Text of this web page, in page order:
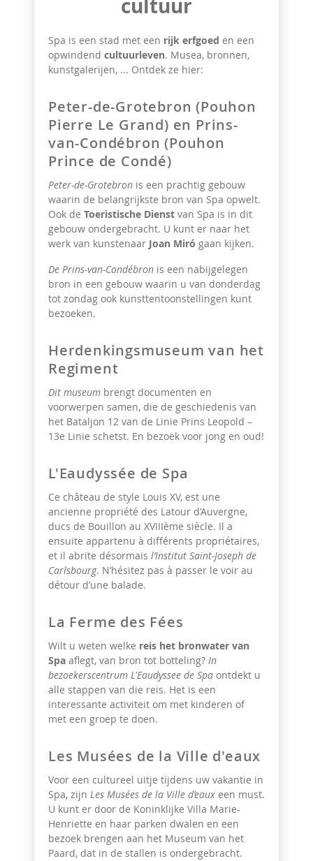
cultuur
Spa is een stad met een rijk erfgoed en een
opwindend cultuurleven. Musea, bronnen,
kunstgalerijen, ... Ontdek ze hier:
Peter-de-Grotebron (Pouhon
Pierre Le Grand) en Prins-
van-Condébron (Pouhon
Prince de Condé)
Peter-de-Grotebron is een prachtig gebouw
waarin de belangrijkste bron van Spa opwelt.
Ook de Toeristische Dienst van Spa is in dit
gebouw ondergebracht. U kunt er naar het
werk van kunstenaar Joan Miró gaan kijken.
De Prins-van-Condébron is een nabijgelegen
bron in een gebouw waarin u van donderdag
tot zondag ook kunsttentoonstellingen kunt
bezoeken.
Herdenkingsmuseum van het
Regiment
Dit museum brengt documenten en
voorwerpen samen, die de geschiedenis van
het Bataljon 12 van de Linie Prins Leopold –
13e Linie schetst. En bezoek voor jong en oud!
L'Eaudyssée de Spa
Ce château de style Louis XV, est une
ancienne propriété des Latour d’Auvergne,
ducs de Bouillon au XVIIIème siècle. Il a
ensuite appartenu à différents propriétaires,
et il abrite désormais l’Institut Saint-Joseph de
Carlsbourg. N’hésitez pas à passer le voir au
détour d’une balade.
La Ferme des Fées
Wilt u weten welke reis het bronwater van
Spa aflegt, van bron tot botteling? In
bezoekerscentrum L'Eaudyssee de Spa ontdekt u
alle stappen van die reis. Het is een
interessante activiteit om met kinderen of
met een groep te doen.
Les Musées de la Ville d'eaux
Voor een cultureel uitje tijdens uw vakantie in
Spa, zijn Les Musées de la Ville d’eaux een must.
U kunt er door de Koninklijke Villa Marie-
Henriette en haar parken dwalen en een
bezoek brengen aan het Museum van het
Paard, dat in de stallen is ondergebracht.